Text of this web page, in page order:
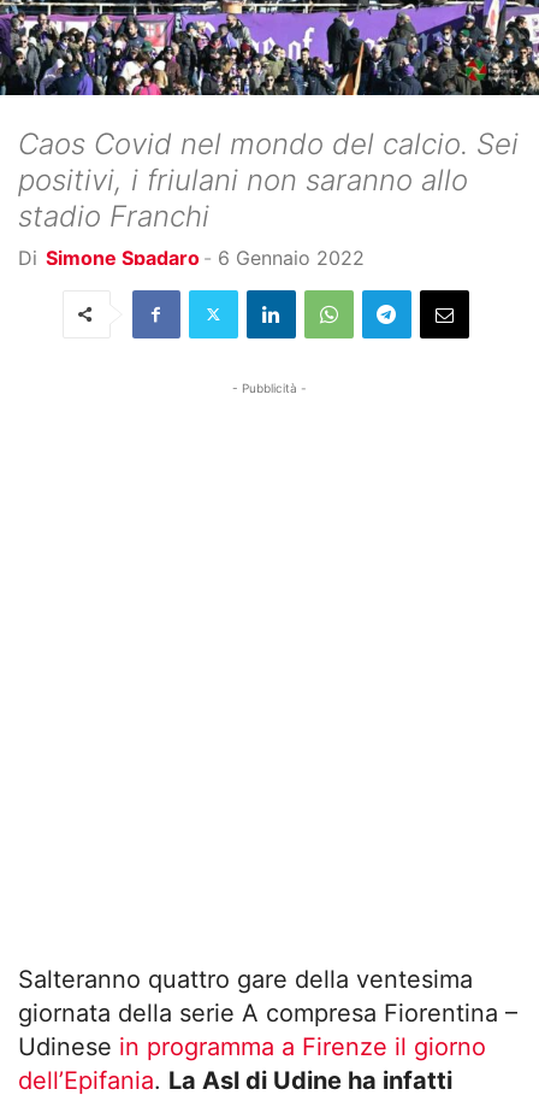
Caos Covid nel mondo del calcio. Sei
positivi, i friulani non saranno allo
stadio Franchi
Di Simone Spadaro - 6 Gennaio 2022
- Pubblicità -
Salteranno quattro gare della ventesima
giornata della serie A compresa Fiorentina –
Udinese in programma a Firenze il giorno
dell’Epifania. La Asl di Udine ha infatti